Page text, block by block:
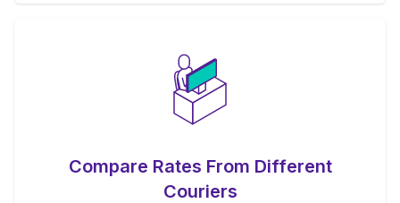
Compare Rates From Different
Couriers